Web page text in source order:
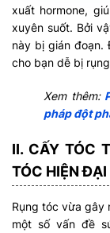
xuất hormone,
xuyên suốt. Bởi
này bị gián đoạn.
cho bạn dễ bị
Xem thêm:
pháp đột
II. CẤY TÓC
TÓC HIỆN ĐẠI
Rụng tóc vừa gây
một số vấn đề